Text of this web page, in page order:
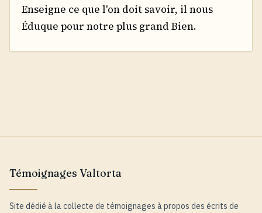
Enseigne ce que l'on doit savoir, il nous
Éduque pour notre plus grand Bien.
Témoignages Valtorta
Site dédié à la collecte de témoignages à propos des écrits de